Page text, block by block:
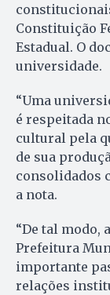
Constituição
Estadual. O
universidade.
“Uma
é respeitada
cultural pela
de sua
consolidados
a nota.
“De tal modo,
Prefeitura
importante
relações